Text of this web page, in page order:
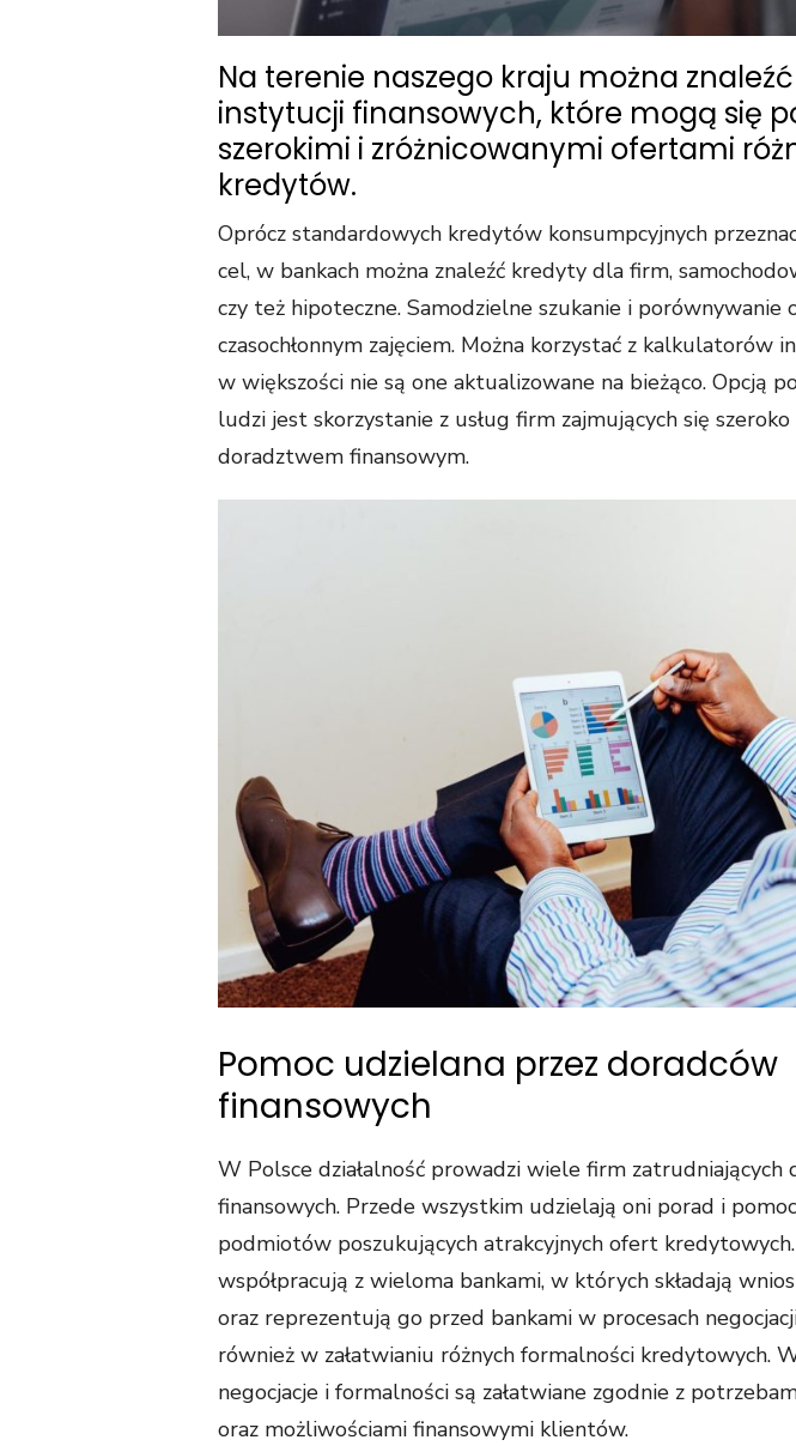
Na terenie naszego kraju można
instytucji finansowych, które mogą się
szerokimi i zróżnicowanymi ofertami
kredytów.
Oprócz standardowych kredytów konsumpcyjnych
cel, w bankach można znaleźć kredyty dla firm,
czy też hipoteczne. Samodzielne szukanie i porównywanie
czasochłonnym zajęciem. Można korzystać z kalkulatorów
w większości nie są one aktualizowane na bieżąco. Opcją
ludzi jest skorzystanie z usług firm zajmujących się
doradztwem finansowym.
Pomoc udzielana przez doradców
finansowych
W Polsce działalność prowadzi wiele firm zatrudniających
finansowych. Przede wszystkim udzielają oni porad i
podmiotów poszukujących atrakcyjnych ofert
współpracują z wieloma bankami, w których składają
oraz reprezentują go przed bankami w procesach
również w załatwianiu różnych formalności kredytowych.
negocjacje i formalności są załatwiane zgodnie z
oraz możliwościami finansowymi klientów.